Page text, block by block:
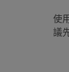
使
議